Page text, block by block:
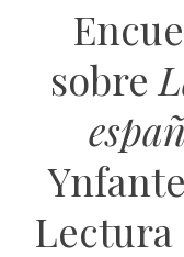
sobre
Lectura